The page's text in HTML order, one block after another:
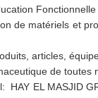
Fonctionnelle
de matériels et
articles,
de toutes
HAY EL MASJID